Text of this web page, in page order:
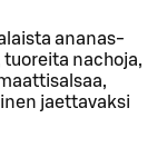
ananas-
nachoja,
jaettavaksi